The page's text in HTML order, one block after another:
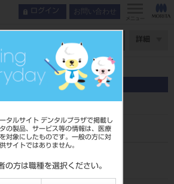
タルサイト デンタルプラザで掲載し
の製品、サービス等の情報は、医療
対象にしたものです。一般の方に対
サイトではありません。
の方は職種を選択ください。
ログイン お問い合わせ
メニュー
詳細
ィスク YML T18mm1枚 C2
合わせ
T18mm1枚 C2
202270654C2